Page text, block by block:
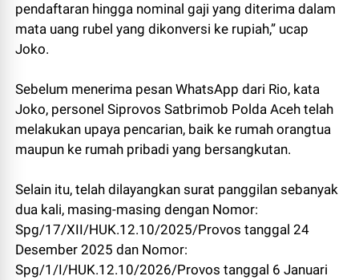
pendaftaran hingga nominal gaji yang diterima dalam
mata uang rubel yang dikonversi ke rupiah,” ucap
Joko.
Sebelum menerima pesan WhatsApp dari Rio, kata
Joko, personel Siprovos Satbrimob Polda Aceh telah
melakukan upaya pencarian, baik ke rumah orangtua
maupun ke rumah pribadi yang bersangkutan.
Selain itu, telah dilayangkan surat panggilan sebanyak
dua kali, masing-masing dengan Nomor:
Spg/17/XII/HUK.12.10/2025/Provos tanggal 24
Desember 2025 dan Nomor:
Spg/1/I/HUK.12.10/2026/Provos tanggal 6 Januari